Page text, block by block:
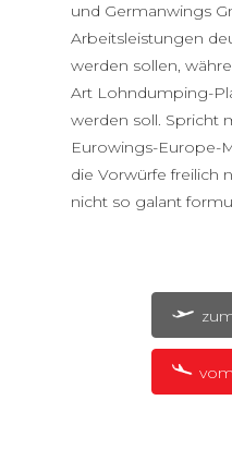
und Germanwings
Arbeitsleistungen
werden sollen,
Art Lohndumping-
werden soll. Spricht
Eurowings-Europe-
die Vorwürfe freilich
nicht so galant